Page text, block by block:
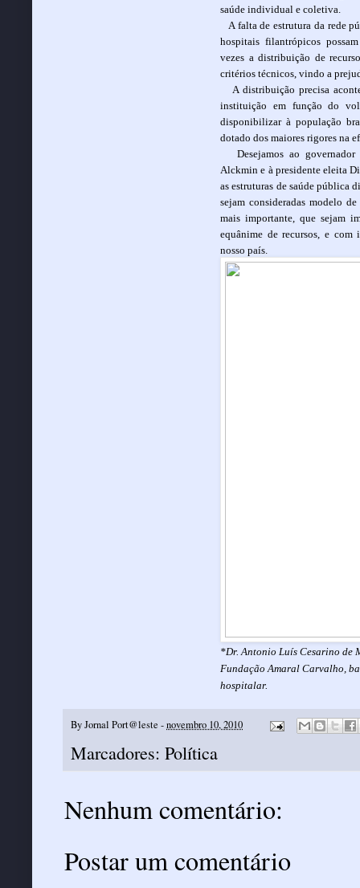
saúde individual e coletiva.
A falta de estrutura da rede
hospitais filantrópicos
vezes a distribuição de
critérios técnicos, vindo a
A distribuição precisa
instituição em função do
disponibilizar à população
dotado dos maiores rigores na
Desejamos ao
Alckmin e à presidente eleita
as estruturas de saúde pública
sejam consideradas modelo
mais importante, que sejam
equânime de recursos, e
nosso país.
*Dr. Antonio Luís Cesarino de
Fundação Amaral Carvalho,
hospitalar.
ByJornal Port@leste -novembro 10, 2010
Marcadores: Política
Nenhum comentário:
Postar um comentário